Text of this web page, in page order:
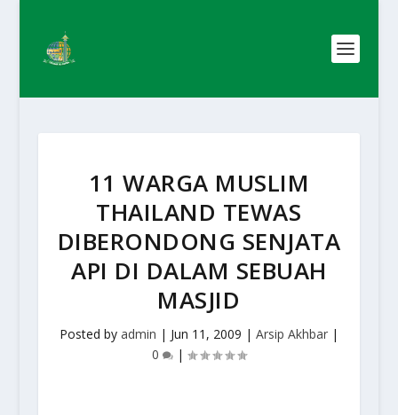
11 WARGA MUSLIM
THAILAND TEWAS
DIBERONDONG SENJATA
API DI DALAM SEBUAH
MASJID
Posted by admin | Jun 11, 2009 | Arsip Akhbar|
0
|